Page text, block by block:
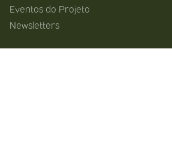
Eventos do Projeto
Newsletters